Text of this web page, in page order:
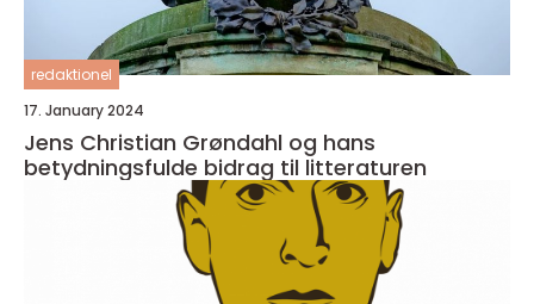
redaktionel
17. January 2024
Jens Christian Grøndahl og hans
betydningsfulde bidrag til litteraturen